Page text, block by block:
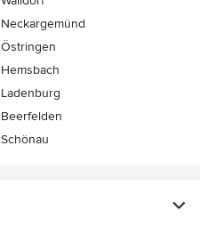
Neckargemünd
Östringen
Hemsbach
Ladenburg
Beerfelden
Schönau